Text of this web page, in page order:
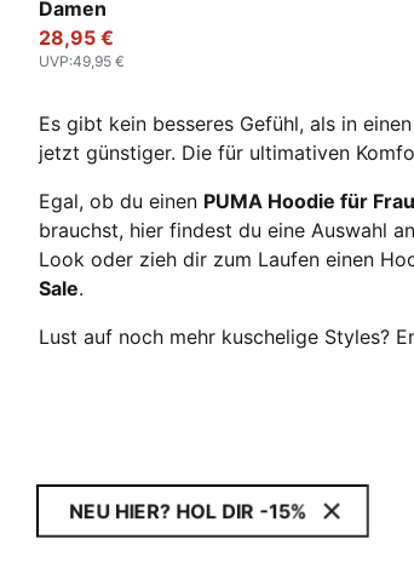
Damen
28,95 €
UVP:49,95 €
Es gibt kein besseres Gefühl, als in einen
jetzt günstiger. Die für ultimativen
Egal, ob du einen PUMA Hoodie für
brauchst, hier findest du eine Auswahl
Look oder zieh dir zum Laufen einen
Sale.
Lust auf noch mehr kuschelige Styles?
NEU HIER? HOL DIR -15%